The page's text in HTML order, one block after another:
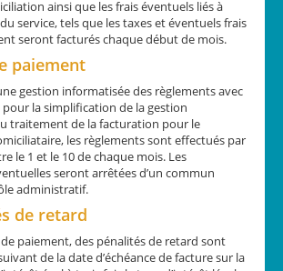
ainsi que les frais éventuels liés à
service, tels que les taxes et éventuels frais
seront facturés chaque début de mois.
paiement
gestion informatisée des règlements avec
la simplification de la gestion
traitement de la facturation pour le
les règlements sont effectués par
le 1 et le 10 de chaque mois. Les
seront arrêtées d’un commun
administratif.
de retard
paiement, des pénalités de retard sont
de la date d’échéance de facture sur la